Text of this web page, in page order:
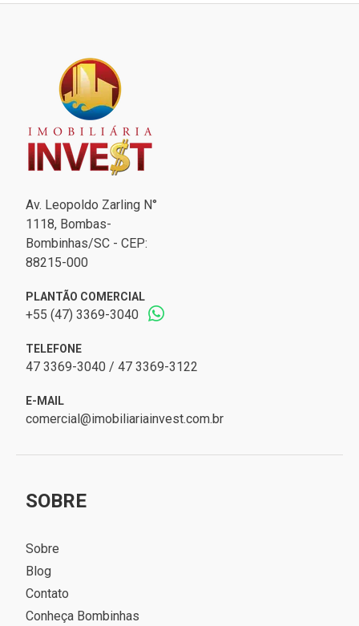
Av. Leopoldo Zarling N°
1118, Bombas-
Bombinhas/SC - CEP:
88215-000
PLANTÃO COMERCIAL
+55 (47) 3369-3040
TELEFONE
47 3369-3040 / 47 3369-3122
E-MAIL
comercial@imobiliariainvest.com.br
SOBRE
Sobre
Blog
Contato
Conheça Bombinhas